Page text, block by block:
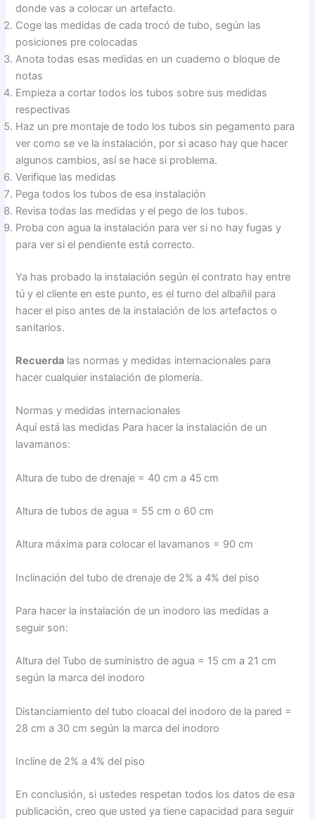
donde vas a colocar un artefacto.
Coge las medidas de cada trocó de tubo, según las
posiciones pre colocadas
Anota todas esas medidas en un cuaderno o bloque de
notas
Empieza a cortar todos los tubos sobre sus medidas
respectivas
Haz un pre montaje de todo los tubos sin pegamento para
ver como se ve la instalación, por si acaso hay que hacer
algunos cambios, así se hace si problema.
Verifique las medidas
Pega todos los tubos de esa instalación
Revisa todas las medidas y el pego de los tubos.
Proba con agua la instalación para ver si no hay fugas y
para ver si el pendiente está correcto.
Ya has probado la instalación según el contrato hay entre
tú y el cliente en este punto, es el turno del albañil para
hacer el piso antes de la instalación de los artefactos o
sanitarios.
Recuerda las normas y medidas internacionales para
hacer cualquier instalación de plomería.
Normas y medidas internacionales
Aquí está las medidas Para hacer la instalación de un
lavamanos:
Altura de tubo de drenaje = 40 cm a 45 cm
Altura de tubos de agua = 55 cm o 60 cm
Altura máxima para colocar el lavamanos = 90 cm
Inclinación del tubo de drenaje de 2% a 4% del piso
Para hacer la instalación de un inodoro las medidas a
seguir son:
Altura del Tubo de suministro de agua = 15 cm a 21 cm
según la marca del inodoro
Distanciamiento del tubo cloacal del inodoro de la pared =
28 cm a 30 cm según la marca del inodoro
Incline de 2% a 4% del piso
En conclusión, si ustedes respetan todos los datos de esa
publicación, creo que usted ya tiene capacidad para seguir